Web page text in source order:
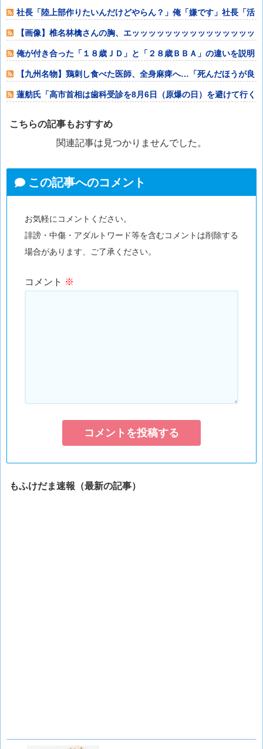
味が分かりにく
社長「陸上部作りたいんだけどやらん？」俺「嫌です」社長「活
動時間は出勤扱
【画像】椎名林檎さんの胸、エッッッッッッッッッッッッッッッ
俺が付き合った「１８歳ＪＤ」と「２８歳ＢＢＡ」の違いを説明
するwww
【九州名物】鶏刺し食べた医師、全身麻痺へ…「死んだほうが良
い」
蓮舫氏「高市首相は歯科受診を8月6日（原爆の日）を避けて行く
こちらの記事もおすすめ
関連記事は見つかりませんでした。
この記事へのコメント
お気軽にコメントください。
誹謗・中傷・アダルトワード等を含むコメントは削除する
場合があります、ご了承ください。
コメント ※
もふけだま速報（最新の記事）